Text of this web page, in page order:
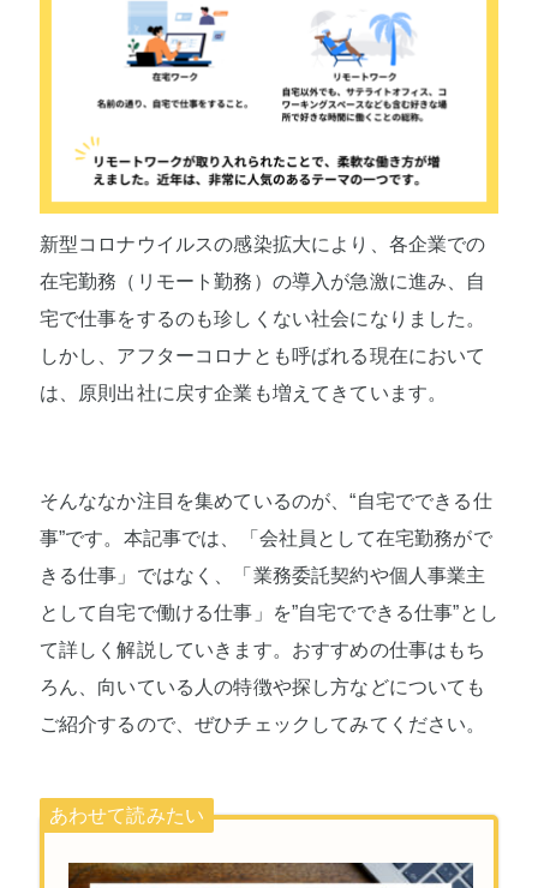
新型コロナウイルスの感染拡大により、各企業での
在宅勤務（リモート勤務）の導入が急激に進み、自
宅で仕事をするのも珍しくない社会になりました。
しかし、アフターコロナとも呼ばれる現在において
は、原則出社に戻す企業も増えてきています。
そんななか注目を集めているのが、“自宅でできる仕
事”です。本記事では、「会社員として在宅勤務がで
きる仕事」ではなく、「業務委託契約や個人事業主
として自宅で働ける仕事」を”自宅でできる仕事”とし
て詳しく解説していきます。おすすめの仕事はもち
ろん、向いている人の特徴や探し方などについても
ご紹介するので、ぜひチェックしてみてください。